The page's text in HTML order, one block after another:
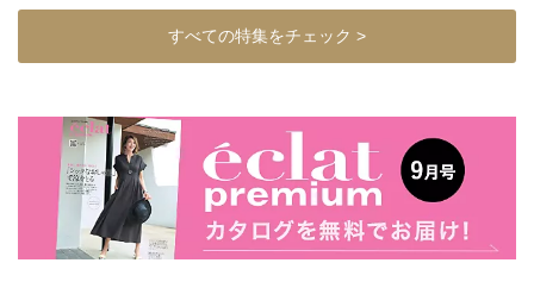
すべての特集をチェック >